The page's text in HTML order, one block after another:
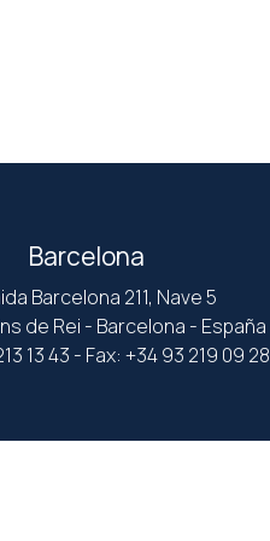
Barcelona
Barcelona 211, Nave 5
de Rei - Barcelona - España
13 43 - Fax: +34 93 219 09 28